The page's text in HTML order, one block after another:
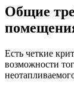
Общие
Есть четкие
возможности